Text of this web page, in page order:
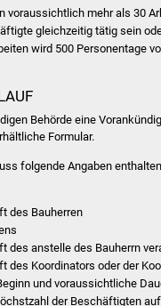
voraussichtlich mehr als 30
gleichzeitig tätig sein
wird 500 Personentage
Behörde eine
Formular.
folgende Angaben
des Bauherren
des anstelle des Bauherrn
des Koordinators oder der
und voraussichtliche
der Beschäftigten